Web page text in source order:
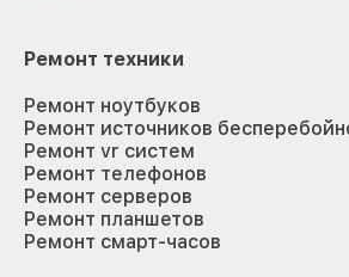
Ремонт техники
Ремонт ноутбуков
Ремонт источников
Ремонт vr систем
Ремонт телефонов
Ремонт серверов
Ремонт планшетов
Ремонт смарт-часов